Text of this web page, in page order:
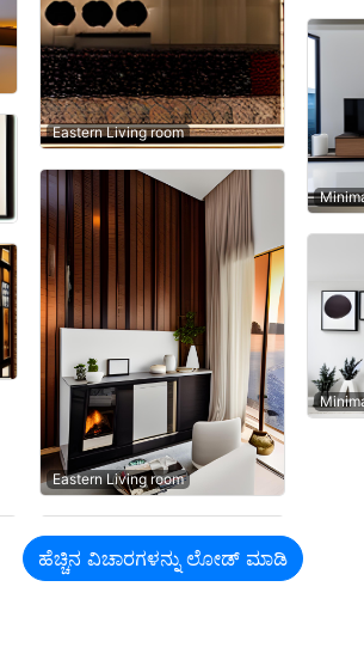
Eastern Living room
Eastern Living room
ಹೆಚ್ಚಿನ ವಿಚಾರಗಳನ್ನು ಲೋಡ್ ಮಾಡಿ